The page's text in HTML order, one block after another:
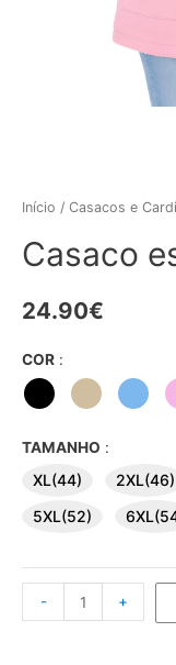
Início / Casacos e
Casaco
24.90€
COR :
TAMANHO :
XL(44) 2XL(46)
5XL(52)
- +